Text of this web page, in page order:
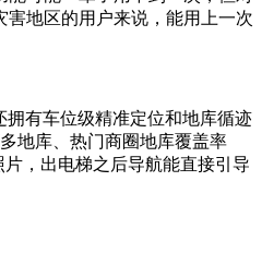
害地区的用户来说， 能用上一次
拥有车位级精准定位和地库循迹
地库、热门商圈地库覆盖率
，出电梯之后导航能直接引导